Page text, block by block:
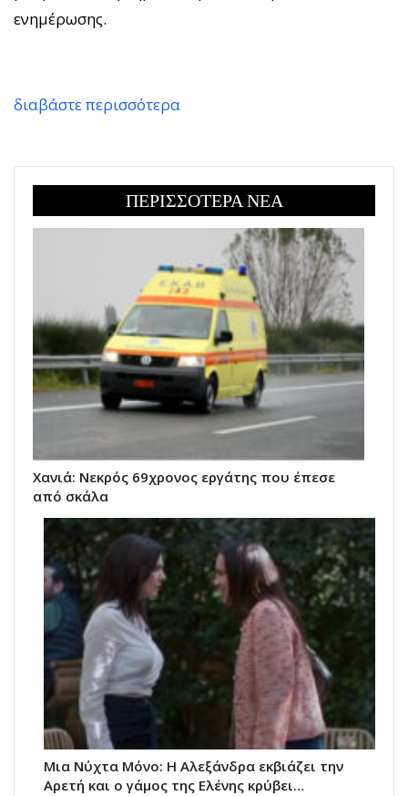
ενημέρωσης.
διαβάστε περισσότερα
ΠΕΡΙΣΣΟΤΕΡΑ ΝΕΑ
Χανιά: Νεκρός 69χρονος εργάτης που έπεσε
από σκάλα
Μια Νύχτα Μόνο: Η Αλεξάνδρα εκβιάζει την
Αρετή και ο γάμος της Ελένης κρύβει…